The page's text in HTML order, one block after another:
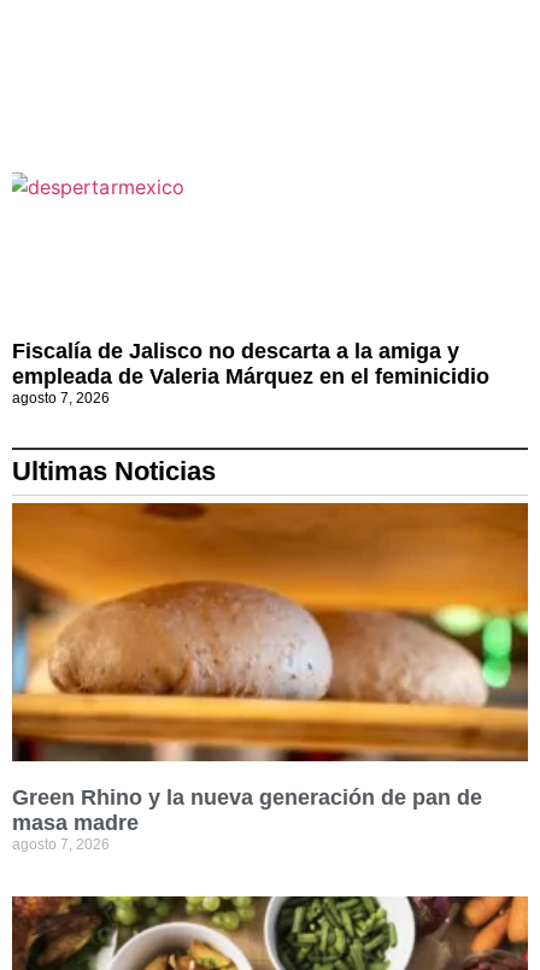
Fiscalía de Jalisco no descarta a la amiga y
empleada de Valeria Márquez en el feminicidio
agosto 7, 2026
Ultimas Noticias
Green Rhino y la nueva generación de pan de
masa madre
agosto 7, 2026